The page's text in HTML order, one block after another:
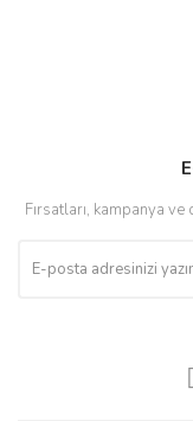
Fırsatları, kampanya